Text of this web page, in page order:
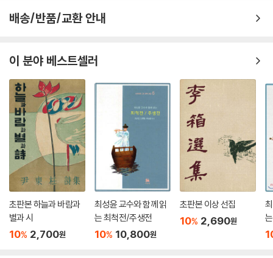
또 짓다 又·411
또 짓다 又·414
또 짓다 又·415
유자를 깎아 술잔으로 썼는데 술 잘 마시는 객이 씹어 먹자 장난삼아 동악
이안눌 에게 주다 削黃柚當杯杓 爲健飮客所齧 ?贈東岳 李安訥·416
동악의 차운시 次韻 東岳·417
고을 사람 정 비안 민구의 시축에 제하다 題邑人鄭庇安敏求軸·418
어린 기생 초옥에게 주다 贈兒妓楚玉·419
이 목천의 그림 병풍에 제하다 題李木川?屛·420
또 짓다 又·421
간성의 사군으로 호가 호은인 송희업이 찾아와 작별하기에 이에 주다 杆
城宋使君熙業號壺隱來別 仍贈·423
구름 雲·424
배송/반품/교환 안내
이 분야 베스트셀러
초판본 하늘과 바람과
별과 시
10% 2,700원
최성윤 교수와 함께 읽
는 최척전/주생전
10% 10,800원
초판본 이상 선집
10% 2,690원